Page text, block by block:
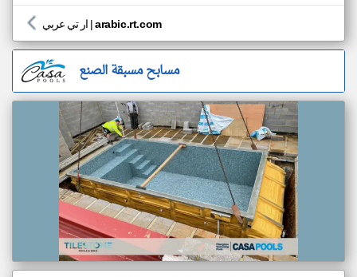
ار تي عربي |arabic.rt.com
مسابح مسبقة الصنع